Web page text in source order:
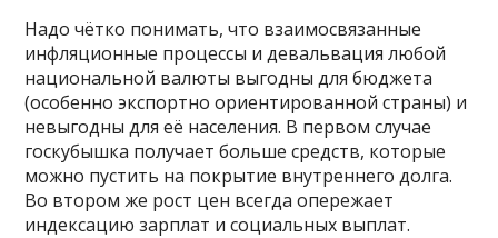
Надо чётко понимать, что взаимосвязанные
инфляционные процессы и девальвация любой
национальной валюты выгодны для бюджета
(особенно экспортно ориентированной страны) и
невыгодны для её населения. В первом случае
госкубышка получает больше средств, которые
можно пустить на покрытие внутреннего долга.
Во втором же рост цен всегда опережает
индексацию зарплат и социальных выплат.